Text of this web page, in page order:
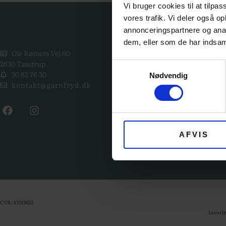
Vi bruger cookies til at
vores trafik. Vi deler også
annonceringspartnere og
dem, eller som de har
Nødvendig
AFVIS
Ole Rømers Vej 60
2630 Taastrup
30 82 76 30
kontakt@garnfryd.dk
CVR: 43313622